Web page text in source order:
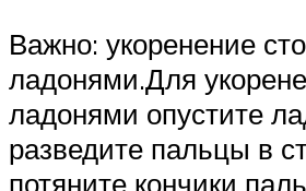
Важно: укоренение
ладонями.Для
ладонями опустите
разведите пальцы в
потяните кончики